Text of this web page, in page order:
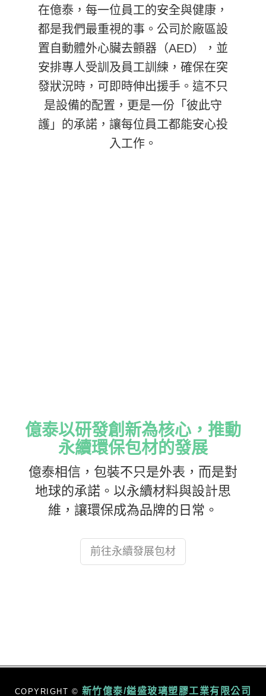
在億泰，每一位員工的安全與健康，
都是我們最重視的事。公司於廠區設
置自動體外心臟去顫器（AED），並
安排專人受訓及員工訓練，確保在突
發狀況時，可即時伸出援手。這不只
是設備的配置，更是一份「彼此守
護」的承諾，讓每位員工都能安心投
入工作。
億泰以研發創新為核心，推動
永續環保包材的發展
億泰相信，包裝不只是外表，而是對
地球的承諾。以永續材料與設計思
維，讓環保成為品牌的日常。
前往永續發展包材
COPYRIGHT © 新竹億泰/鎰盛玻璃塑膠工業有限公司